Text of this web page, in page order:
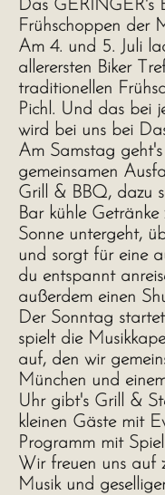
Das GERINGER's
Frühschoppen der
Am 4. und 5. Juli
allerersten Biker
traditionellen
Pichl. Und das bei
wird bei uns bei
Am Samstag
gemeinsamen
Grill & BBQ, dazu
Barkühle Getränke
Sonne untergeht,
und sorgt für eine
du entspannt
außerdem einen
Der Sonntag
spielt die
auf, den wir
München und
Uhr gibt's Grill &
kleinen Gäste mit
Programm mit
Wir freuen uns auf
Musik und